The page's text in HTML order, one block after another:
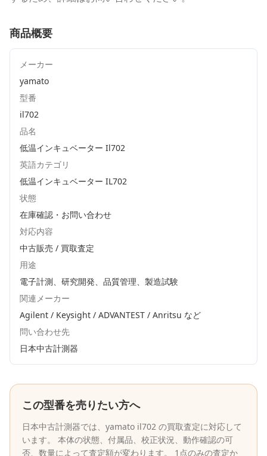
商品概要
メーカー
yamato
型番
il702
品名
低温インキュベーター Il702
英語カテゴリ
低温インキュベーター IL702
状態
在庫確認・お問い合わせ
対応内容
中古販売 / 買取査定
用途
電子計測、研究開発、品質管理、製造試験
関連メーカー
Agilent / Keysight / ADVANTEST / Anritsu など
問い合わせ先
日本中古計測器
この型番を売りたい方へ
日本中古計測器では、 yamato il702 の買取査定に対応して
います。 本体の状態、付属品、校正状況、動作確認の可
否、数量によって査定額が変わります。 1点のみの査定か